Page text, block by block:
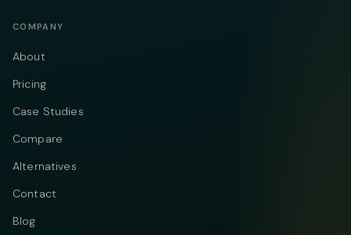
COMPANY
About
Pricing
Case Studies
Compare
Alternatives
Contact
Blog